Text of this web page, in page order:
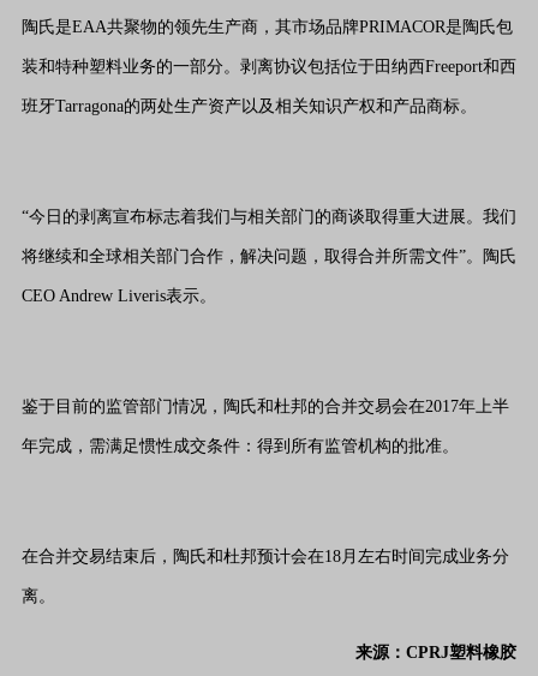
陶氏是EAA共聚物的领先生产商，其市场品牌PRIMACOR是陶氏包
装和特种塑料业务的一部分。剥离协议包括位于田纳西Freeport和西
班牙Tarragona的两处生产资产以及相关知识产权和产品商标。
“今日的剥离宣布标志着我们与相关部门的商谈取得重大进展。我们
将继续和全球相关部门合作，解决问题，取得合并所需文件”。陶氏
CEO Andrew Liveris表示。
鉴于目前的监管部门情况，陶氏和杜邦的合并交易会在2017年上半
年完成，需满足惯性成交条件：得到所有监管机构的批准。
在合并交易结束后，陶氏和杜邦预计会在18月左右时间完成业务分
离。
来源：CPRJ塑料橡胶